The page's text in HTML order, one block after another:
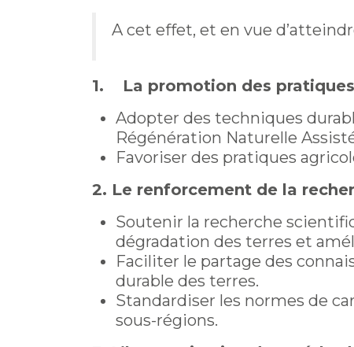
A cet effet, et en vue
1. La promotion des
Adopter des techniques
Régénération Naturelle
Favoriser des pratiques
2. Le renforcement de la
Soutenir la recherche
dégradation des terres et
Faciliter le partage des
durable des terres.
Standardiser les normes de
sous-régions.